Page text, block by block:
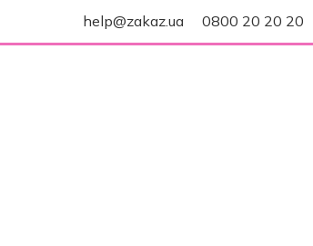
help@zakaz.ua 0800 20 20 20